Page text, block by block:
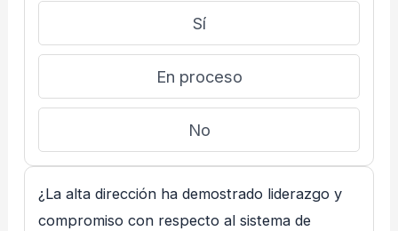
Sí
En proceso
No
¿La alta dirección ha demostrado liderazgo y
compromiso con respecto al sistema de